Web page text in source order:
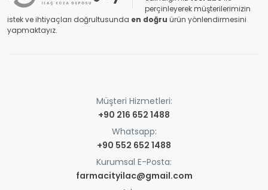
perçinleyerek müşterilerimizin
istek ve ihtiyaçları doğrultusunda en doğru ürün yönlendirmesini
yapmaktayız.
Müşteri Hizmetleri:
+90 216 652 1488
Whatsapp:
+90 552 652 1488
Kurumsal E-Posta:
farmacityilac@gmail.com